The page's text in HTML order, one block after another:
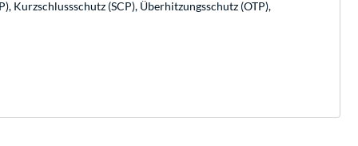
Kurzschlussschutz (SCP), Überhitzungsschutz (OTP),